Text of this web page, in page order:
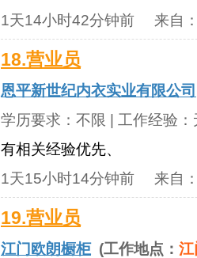
1天14小时42分钟前 来自
18.营业员
恩平新世纪内衣实业有限公司
学历要求： 不限 | 工作经验：
有相关经验优先、
1天15小时14分钟前 来自
19.营业员
江门欧朗橱柜(工作地点： 江